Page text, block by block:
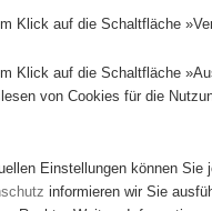
auf Karte anzeigen
Initiativen Projekte
4746
Klick auf die Schaltfläche
Klick auf die Schaltfläche
von Cookies für die
Einstellungen können Sie
informieren wir Sie